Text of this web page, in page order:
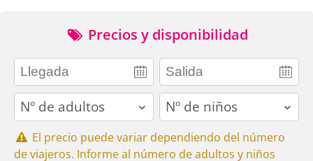
Precios y disponibilidad
adults children
El precio puede variar dependiendo del número
de viajeros. Informe al número de adultos y niños